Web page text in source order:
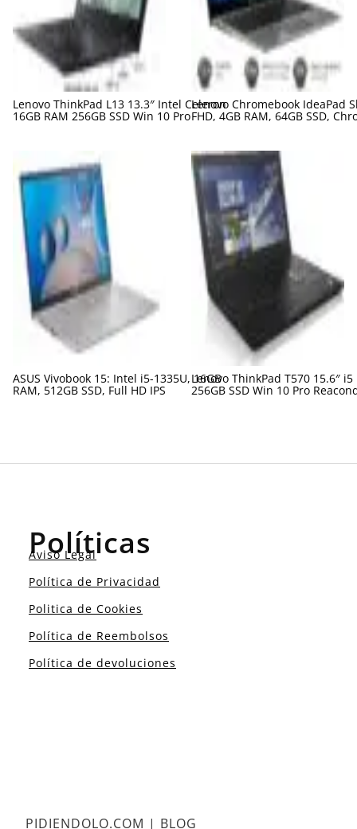
Lenovo ThinkPad L13 13.3″ Intel Celeron
16GB RAM 256GB SSD Win 10 Pro
Lenovo Chromebook IdeaPad
FHD, 4GB RAM, 64GB SSD,
ASUS Vivobook 15: Intel i5-1335U, 16GB
RAM, 512GB SSD, Full HD IPS
Lenovo ThinkPad T570 15.6″ i5
256GB SSD Win 10 Pro
Políticas
Aviso Legal
Política de Privacidad
Politica de Cookies
Política de Reembolsos
Política de devoluciones
PIDIENDOLO.COM | BLOG